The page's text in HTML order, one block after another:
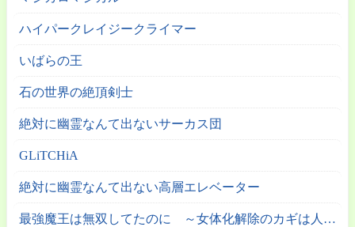
ハイパークレイジークライマー
いばらの王
石の世界の絶頂剣士
絶対に幽霊なんて出ないサーカス団
GLiTCHiA
絶対に幽霊なんて出ない高層エレベーター
最強魔王は無双してたのに ～女体化解除のカギは人助けの旅でした～